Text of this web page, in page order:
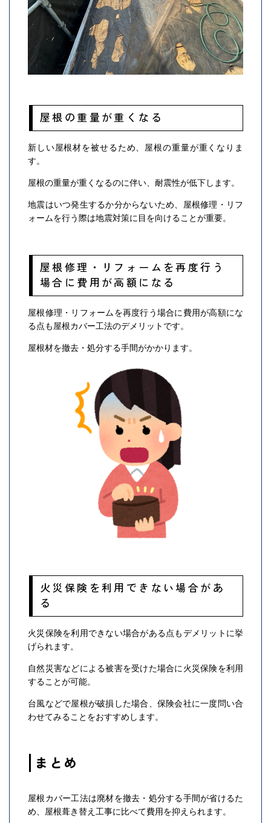
屋根の重量が重くなる
新しい屋根材を被せるため、屋根の重量が重くなりま
す。
屋根の重量が重くなるのに伴い、耐震性が低下します。
地震はいつ発生するか分からないため、屋根修理・リフ
ォームを行う際は地震対策に目を向けることが重要。
屋根修理・リフォームを再度行う
場合に費用が高額になる
屋根修理・リフォームを再度行う場合に費用が高額にな
る点も屋根カバー工法のデメリットです。
屋根材を撤去・処分する手間がかかります。
火災保険を利用できない場合があ
る
火災保険を利用できない場合がある点もデメリットに挙
げられます。
自然災害などによる被害を受けた場合に火災保険を利用
することが可能。
台風などで屋根が破損した場合、保険会社に一度問い合
わせてみることをおすすめします。
まとめ
屋根カバー工法は廃材を撤去・処分する手間が省けるた
め、屋根葺き替え工事に比べて費用を抑えられます。